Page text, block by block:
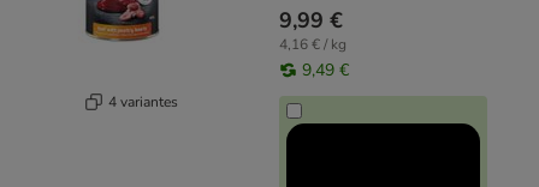
4 variantes
9,99 €
4,16 € / kg
9,49 €